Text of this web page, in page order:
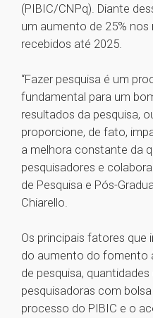
(PIBIC/CNPq). Diante
um aumento de 25% nos
recebidos até 2025.
“Fazer pesquisa é um
fundamental para um
resultados da pesquisa,
proporcione, de fato,
a melhora constante da
pesquisadores e
de Pesquisa e Pós-
Chiarello.
Os principais fatores
do aumento do fomento
de pesquisa,
pesquisadoras com
processo do PIBIC e o